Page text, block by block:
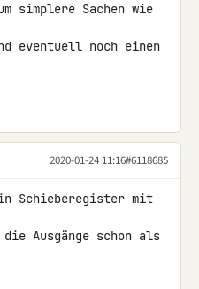
simplere Sachen wie
eventuell noch einen
2020-01-24 11:16#6118685
Schieberegister mit
Ausgänge schon als